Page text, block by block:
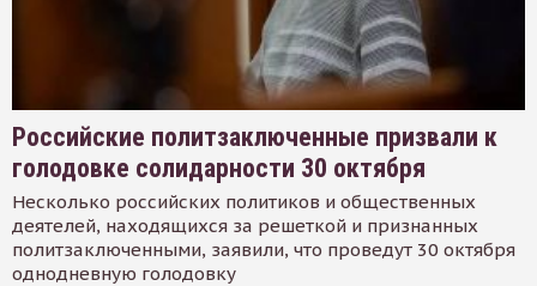
Российские политзаключенные призвали к
голодовке солидарности 30 октября
Несколько российских политиков и общественных
деятелей, находящихся за решеткой и признанных
политзаключенными, заявили, что проведут 30 октября
однодневную голодовку